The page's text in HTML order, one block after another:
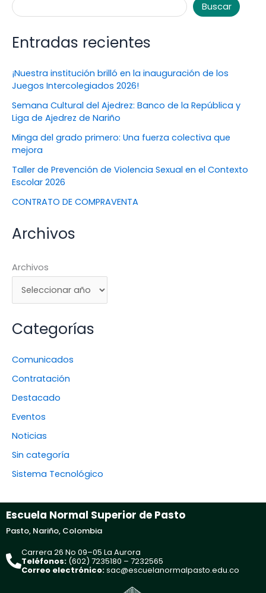
Buscar
Entradas recientes
¡Nuestra institución brilló en la inauguración de los
Juegos Intercolegiados 2026!
Semana Cultural del Ajedrez: Banco de la República y
Liga de Ajedrez de Nariño
Minga del grado primero: Una fuerza colectiva que
mejora
Taller de Prevención de Violencia Sexual en el Contexto
Escolar 2026
CONTRATO DE COMPRAVENTA
Archivos
Archivos
Categorías
Comunicados
Contratación
Destacado
Eventos
Noticias
Sin categoría
Sistema Tecnológico
Escuela Normal Superior de Pasto
Pasto, Nariño, Colombia
Carrera 26 No 09–05 La Aurora
Teléfonos: (602) 7235180 – 7232565
Correo electrónico:sac@escuelanormalpasto.edu.co